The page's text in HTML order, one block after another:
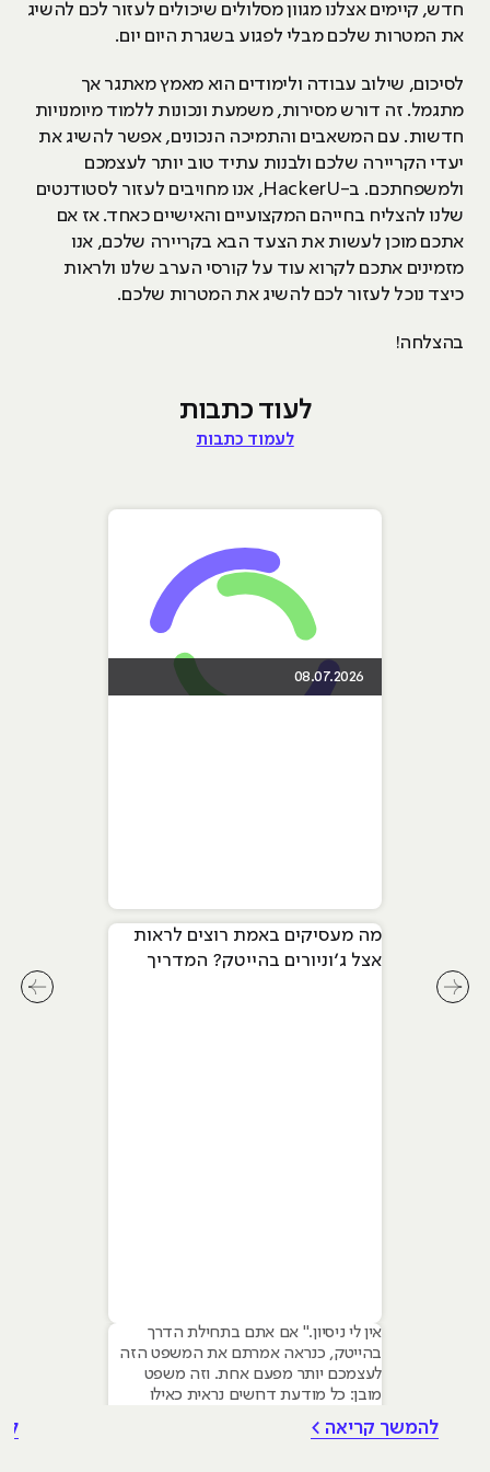
חדש, קיימים אצלנו מגוון מסלולים שיכולים לעזור לכם להשיג
את המטרות שלכם מבלי לפגוע בשגרת היום יום.
לסיכום, שילוב עבודה ולימודים הוא מאמץ מאתגר אך
מתגמל. זה דורש מסירות, משמעת ונכונות ללמוד מיומנויות
חדשות. עם המשאבים והתמיכה הנכונים, אפשר להשיג את
יעדי הקריירה שלכם ולבנות עתיד טוב יותר לעצמכם
ולמשפחתכם. ב-HackerU, אנו מחויבים לעזור לסטודנטים
שלנו להצליח בחייהם המקצועיים והאישיים כאחד. אז אם
אתכם מוכן לעשות את הצעד הבא בקריירה שלכם, אנו
מזמינים אתכם לקרוא עוד על קורסי הערב שלנו ולראות
כיצד נוכל לעזור לכם להשיג את המטרות שלכם.
בהצלחה!
לעוד כתבות
לעמוד כתבות
08.07.2026
מה מעסיקים באמת רוצים לראות
אצל ג׳וניורים בהייטק? המדריך
אין לי ניסיון." אם אתם בתחילת הדרך
בהייטק, כנראה אמרתם את המשפט הזה
לעצמכם יותר מפעם אחת. וזה משפט
מובן: כל מודעת דרושים נראית כאילו
כבר נגע במוצר אמיתי, כבר צבר ביטחון.
להמשך קריאה >
לחץ לחץ לשיקופית קודמת בסליידר מאמרים